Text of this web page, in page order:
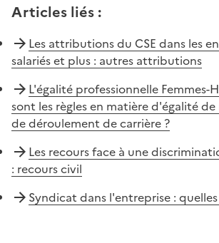
Articles liés :
Les attributions du CSE dans les
salariés et plus : autres attributions
L'égalité professionnelle Femmes-
sont les règles en matière d'égalité
de déroulement de carrière ?
Les recours face à une
: recours civil
Syndicat dans l'entreprise : quelles